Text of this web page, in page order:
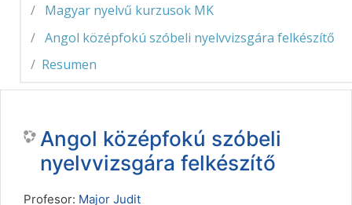
Magyar nyelvű kurzusok MK
Angol középfokú szóbeli nyelvvizsgára felkészítő
Resumen
Angol középfokú szóbeli
nyelvvizsgára felkészítő
Profesor: Major Judit